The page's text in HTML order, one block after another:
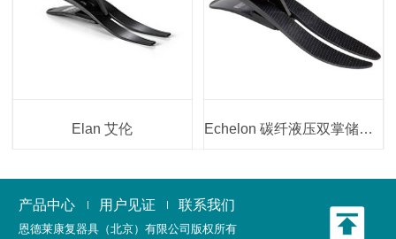
Elan 艾伦 Echelon 碳纤液压双掌储能脚
产品中心 用户见证 联系我们
恩德莱康复器具（北京）有限公司 版权所有